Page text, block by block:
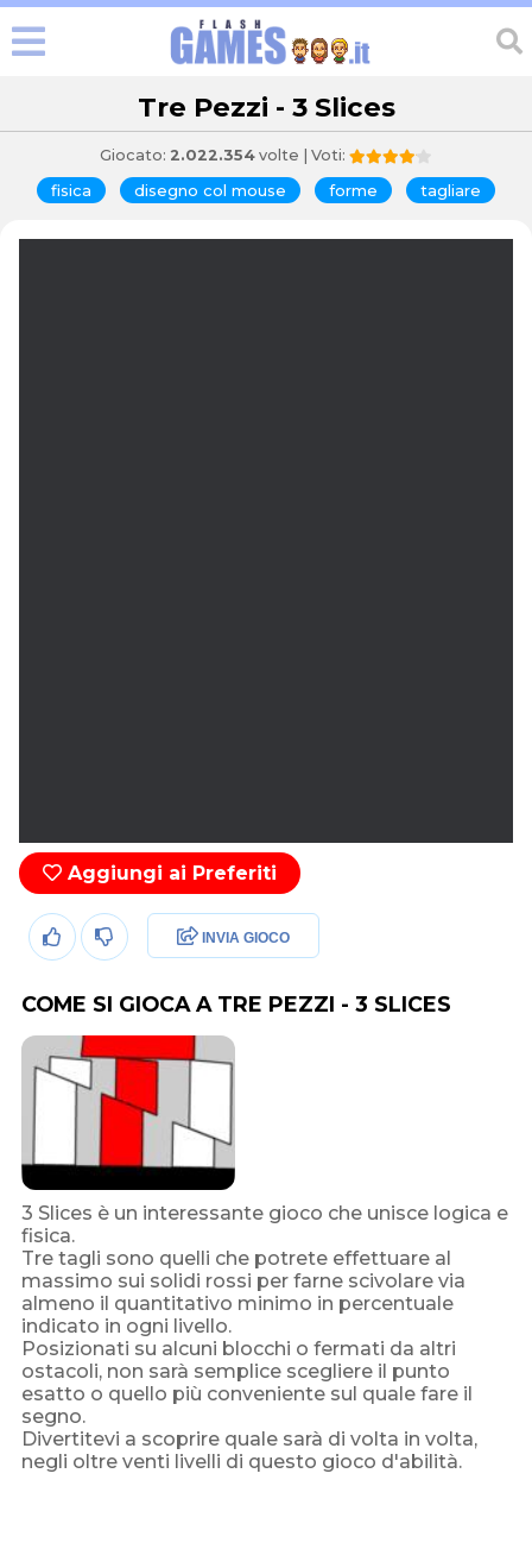
Tre Pezzi - 3 Slices
Giocato: 2.022.354 volte | Voti:
fisica disegno col mouse forme tagliare
Aggiungi ai Preferiti
INVIA GIOCO
COME SI GIOCA A TRE PEZZI - 3 SLICES
3 Slices è un interessante gioco che unisce logica e
fisica.
Tre tagli sono quelli che potrete effettuare al
massimo sui solidi rossi per farne scivolare via
almeno il quantitativo minimo in percentuale
indicato in ogni livello.
Posizionati su alcuni blocchi o fermati da altri
ostacoli, non sarà semplice scegliere il punto
esatto o quello più conveniente sul quale fare il
segno.
Divertitevi a scoprire quale sarà di volta in volta,
negli oltre venti livelli di questo gioco d'abilità.